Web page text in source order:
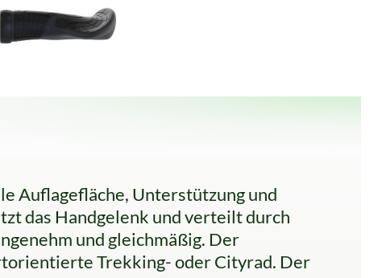
Auflagefläche, Unterstützung und
das Handgelenk und verteilt durch
und gleichmäßig. Der
Trekking- oder Cityrad. Der